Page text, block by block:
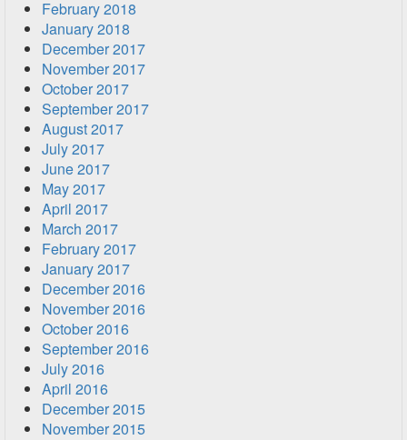
February 2018
January 2018
December 2017
November 2017
October 2017
September 2017
August 2017
July 2017
June 2017
May 2017
April 2017
March 2017
February 2017
January 2017
December 2016
November 2016
October 2016
September 2016
July 2016
April 2016
December 2015
November 2015